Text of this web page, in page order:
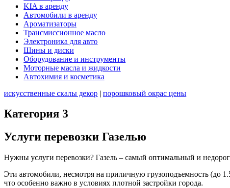
KIA в аренду
Автомобили в аренду
Ароматизаторы
Трансмиссионное масло
Электроника для авто
Шины и диски
Оборудование и инструменты
Моторные масла и жидкости
Автохимия и косметика
искусственные скалы декор | порошковый окрас цены
Категория 3
Услуги перевозки Газелью
Нужны услуги перевозки? Газель – самый оптимальный и
Эти автомобили, несмотря на приличную грузоподъемность (до
что особенно важно в условиях плотной застройки города.